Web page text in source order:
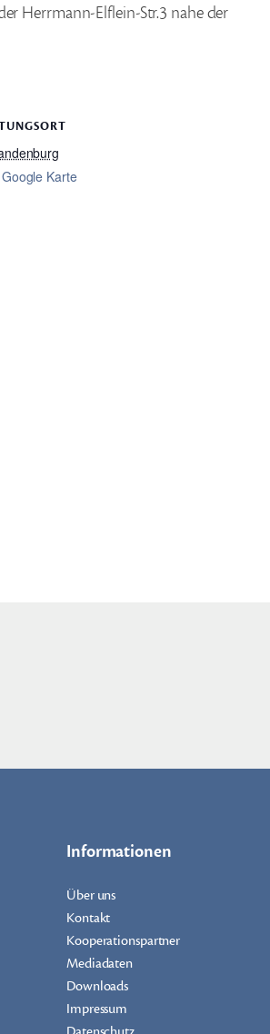
Herrmann-Elflein-Str.3 nahe der
Google Karte
Informationen
Über uns
Kontakt
Kooperationspartner
Mediadaten
Downloads
Impressum